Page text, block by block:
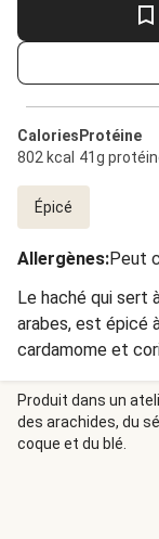
Calories
802 kcal
Protéine
41g
Épicé
Allergènes:Peut
Le haché qui sert
arabes, est épicé
cardamome et
orientales.
Produit dans un
des arachides, du
coque et du blé.